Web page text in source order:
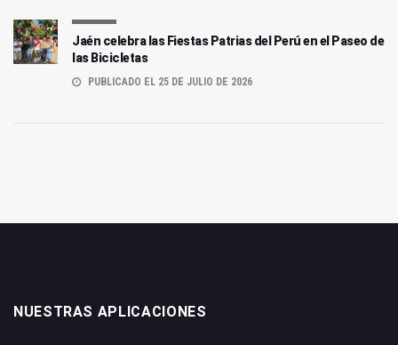
Jaén celebra las Fiestas Patrias del Perú en el Paseo de
las Bicicletas
PUBLICADO EL 25 DE JULIO DE 2026
NUESTRAS APLICACIONES